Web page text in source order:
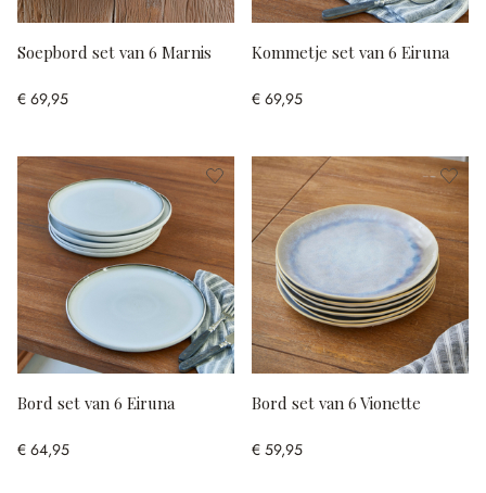
Soepbord set van 6 Marnis
€ 69,95
Kommetje set van 6 Eiruna
€ 69,95
Bord set van 6 Eiruna
€ 64,95
Bord set van 6 Vionette
€ 59,95